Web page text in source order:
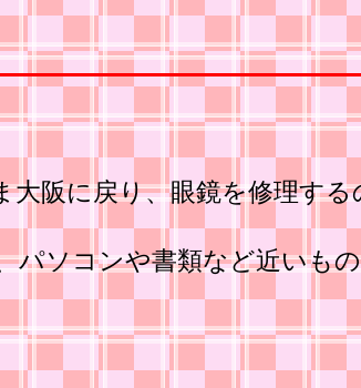
阪に戻り、眼鏡を修理す
ソコンや書類など近いも